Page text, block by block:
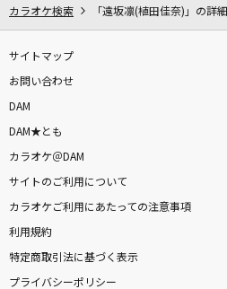
flumpool
星降る海
月見ヤチヨ(cv.早見沙織)
僕らまた
カラオケ検索 「遠坂凛(植田佳奈)」の詳細
サイトマップ
お問い合わせ
DAM
DAM★とも
カラオケ＠DAM
サイトのご利用について
カラオケご利用にあたっての注意事項
利用規約
特定商取引法に基づく表示
プライバシーポリシー